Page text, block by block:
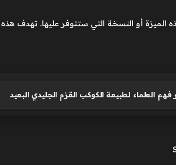
أو النسخة التي ستتوفر عليها. تهدف
العلماء لطبيعة الكوكب القزم الجليدي البعيد